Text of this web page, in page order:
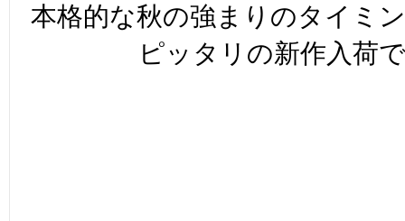
本格的な秋の強まりのタイミ
ピッタリの新作入荷